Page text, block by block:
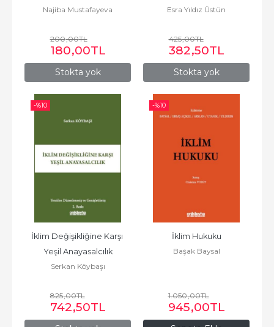
Stokta yok
Dünyası Perspektifi
Najiba Mustafayeva
200,00TL
180,00TL
Stokta yok
Uyuşmazlıkları ve Çözüm...
Esra Yıldız Üstün
425,00TL
382,50TL
-%10
İklim Değişikliğine Karşı
Yeşil Anayasalcılık
Serkan Köybaşı
825,00TL
742,50TL
-%10
İklim Hukuku
Başak Baysal
1.050,00TL
945,00TL